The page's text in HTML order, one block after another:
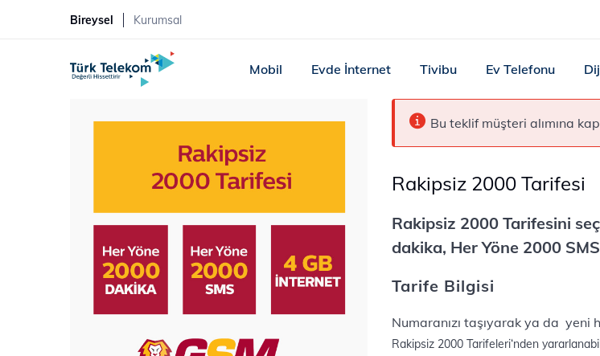
Bireysel Kurumsal
Mobil Evde İnternet Tivibu Ev Telefonu
Bu teklif müşteri alımına
Rakipsiz 2000 Tarifesi
Rakipsiz 2000 Tarifesini
dakika, Her Yöne 2000
Tarife Bilgisi
Numaranızı taşıyarak ya da yeni
Rakipsiz 2000 Tarifeleri‘nden